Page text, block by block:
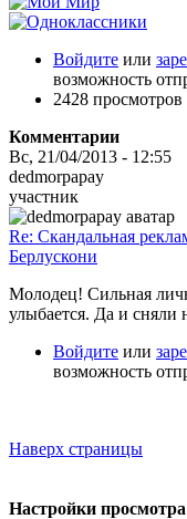
Войдите или
возможность
2428 просмотров
Комментарии
Вс, 21/04/2013 - 12:55
dedmorpapay
участник
Re: Скандальная
Берлускони
Молодец! Сильная
улыбается. Да и
Войдите или
возможность
Наверх страницы
Настройки